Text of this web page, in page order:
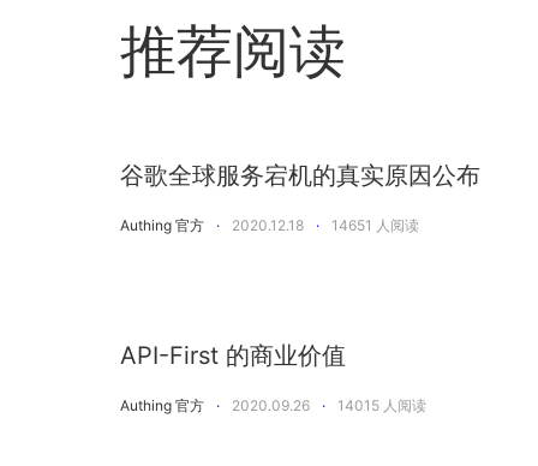
推荐阅读
谷歌全球服务宕机的真实原因公布
Authing 官方 · 2020.12.18 · 14651 人阅读
API-First 的商业价值
Authing 官方 · 2020.09.26 · 14015 人阅读